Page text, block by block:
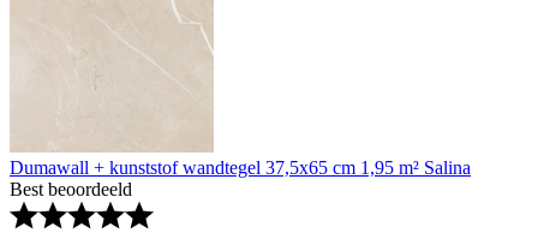
Dumawall + kunststof wandtegel 37,5x65 cm 1,95 m² Salina
Best beoordeeld